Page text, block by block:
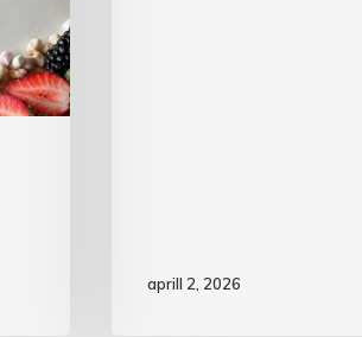
aprill 2, 2026